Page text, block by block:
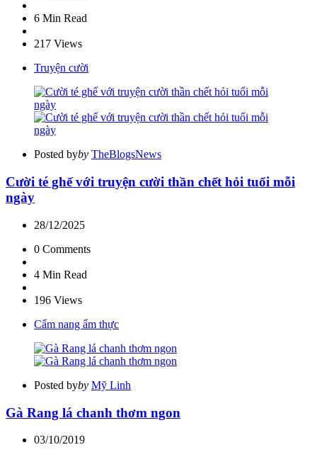
6 Min Read
217 Views
Truyện cười
Posted byby TheBlogsNews
Cười té ghế với truyện cười thần chết hỏi tuổi mỗi
ngày
28/12/2025
0 Comments
4 Min Read
196 Views
Cẩm nang ẩm thực
Posted byby Mỹ Linh
Gà Rang lá chanh thơm ngon
03/10/2019